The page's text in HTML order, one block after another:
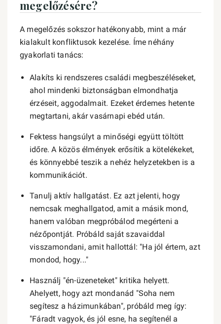
megelőzésére?
A megelőzés sokszor hatékonyabb, mint a már
kialakult konfliktusok kezelése. Íme néhány
gyakorlati tanács:
Alakíts ki rendszeres családi megbeszéléseket,
ahol mindenki biztonságban elmondhatja
érzéseit, aggodalmait. Ezeket érdemes hetente
megtartani, akár vasárnapi ebéd után.
Fektess hangsúlyt a minőségi együtt töltött
időre. A közös élmények erősítik a kötelékeket,
és könnyebbé teszik a nehéz helyzetekben is a
kommunikációt.
Tanulj aktív hallgatást. Ez azt jelenti, hogy
nemcsak meghallgatod, amit a másik mond,
hanem valóban megpróbálod megérteni a
nézőpontját. Próbáld saját szavaiddal
visszamondani, amit hallottál: "Ha jól értem, azt
mondod, hogy..."
Használj "én-üzeneteket" kritika helyett.
Ahelyett, hogy azt mondanád "Soha nem
segítesz a házimunkában", próbáld meg így:
"Fáradt vagyok, és jól esne, ha segítenél a